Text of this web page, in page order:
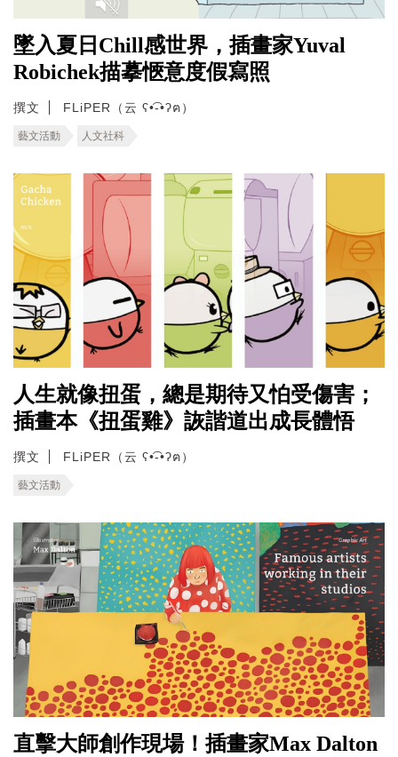
墜入夏日Chill感世界，插畫家Yuval
Robichek描摹愜意度假寫照
撰文 FLiPER（云 ʕ•͡-•ʔฅ）
藝文活動 人文社科
人生就像扭蛋，總是期待又怕受傷害；
插畫本《扭蛋雞》詼諧道出成長體悟
撰文 FLiPER（云 ʕ•͡-•ʔฅ）
藝文活動
直擊大師創作現場！插畫家Max Dalton